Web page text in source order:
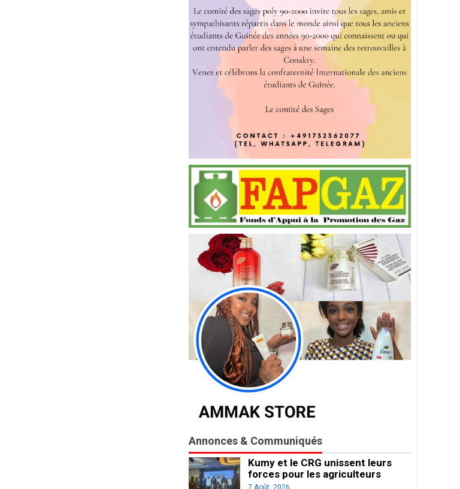
Annonces & Communiqués
Kumy et le CRG unissent leurs
forces pour les agriculteurs